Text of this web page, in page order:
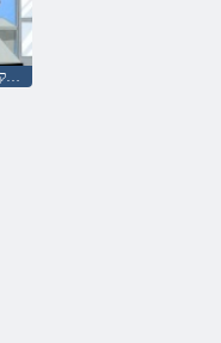
.סקטרוו הדוקנ םיקוחר תועסמ :1 הרקמ